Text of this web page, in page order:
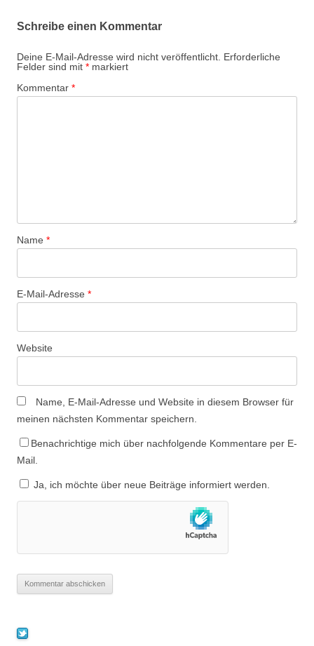
Schreibe einen Kommentar
Deine E-Mail-Adresse wird nicht veröffentlicht. Erforderliche
Felder sind mit * markiert
Kommentar *
Name *
E-Mail-Adresse *
Website
Name, E-Mail-Adresse und Website in diesem Browser für
meinen nächsten Kommentar speichern.
Benachrichtige mich über nachfolgende Kommentare per E-
Mail.
Ja, ich möchte über neue Beiträge informiert werden.